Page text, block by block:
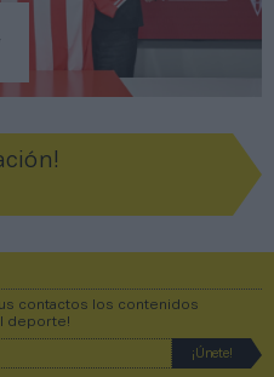
contactos los contenidos
deporte!